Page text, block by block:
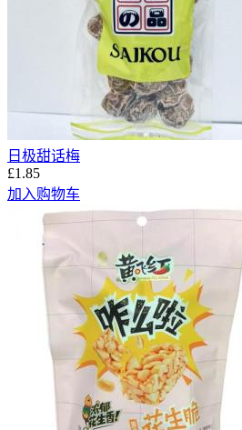
日极甜话梅
£1.85
加入购物车